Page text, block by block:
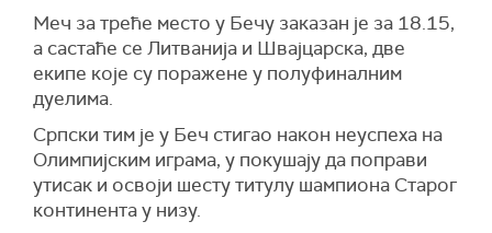
Меч за треће место у Бечу заказан је за 18.15,
а састаће се Литванија и Швајцарска, две
екипе које су поражене у полуфиналним
дуелима.
Српски тим је у Беч стигао након неуспеха на
Олимпијским играма, у покушају да поправи
утисак и освоји шесту титулу шампиона Старог
континента у низу.